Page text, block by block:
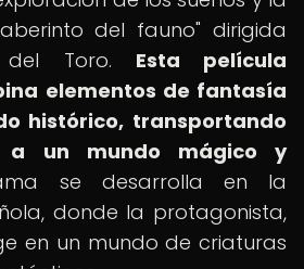
del fauno" dirigida
del Toro. Esta película
elementos de fantasía
histórico, transportando
a un mundo mágico y
se desarrolla en la
donde la protagonista,
en un mundo de criaturas